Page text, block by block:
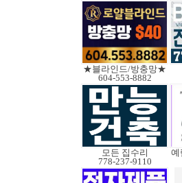
★블라인드/방충망★
604-553-8882
모든 집수리
778-237-9110